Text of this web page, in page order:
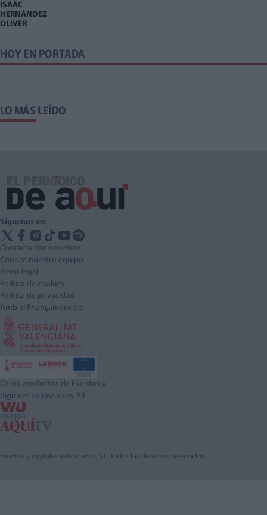
ISAAC
HERNÁNDEZ
OLIVER
HOY EN PORTADA
LO MÁS LEÍDO
Síguenos en:
Contacta con nosotros
Conoce nuestro equipo
Aviso legal
Política de cookies
Política de privacidad
Amb el finançament de:
Otros productos de Eventos y
digitales valencianos, S.L.
Eventos y digitales valencianos, S.L. Todos los derechos reservados